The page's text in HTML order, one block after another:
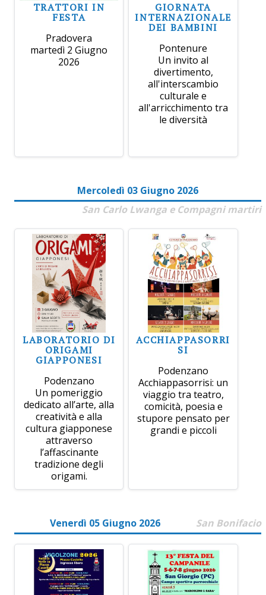
TRATTORI IN
FESTA
Pradovera
martedì 2 Giugno
2026
GIORNATA
INTERNAZIONALE
DEI BAMBINI
Pontenure
Un invito al
divertimento,
all'interscambio
culturale e
all'arricchimento tra
le diversità
Mercoledì 03 Giugno 2026
San Carlo Lwanga e Compagni martiri
LABORATORIO DI
ORIGAMI
GIAPPONESI
Podenzano
Un pomeriggio
dedicato all’arte, alla
creatività e alla
cultura giapponese
attraverso
l’affascinante
tradizione degli
origami.
ACCHIAPPASORRI
SI
Podenzano
Acchiappasorrisi: un
viaggio tra teatro,
comicità, poesia e
stupore pensato per
grandi e piccoli
Venerdì 05 Giugno 2026 San Bonifacio